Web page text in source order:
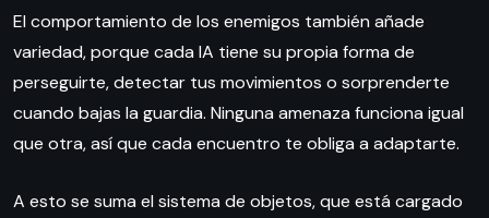
El comportamiento de los enemigos también añade
variedad, porque cada IA tiene su propia forma de
perseguirte, detectar tus movimientos o sorprenderte
cuando bajas la guardia. Ninguna amenaza funciona igual
que otra, así que cada encuentro te obliga a adaptarte.
A esto se suma el sistema de objetos, que está cargado